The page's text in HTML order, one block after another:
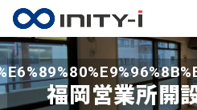
福岡営業所開